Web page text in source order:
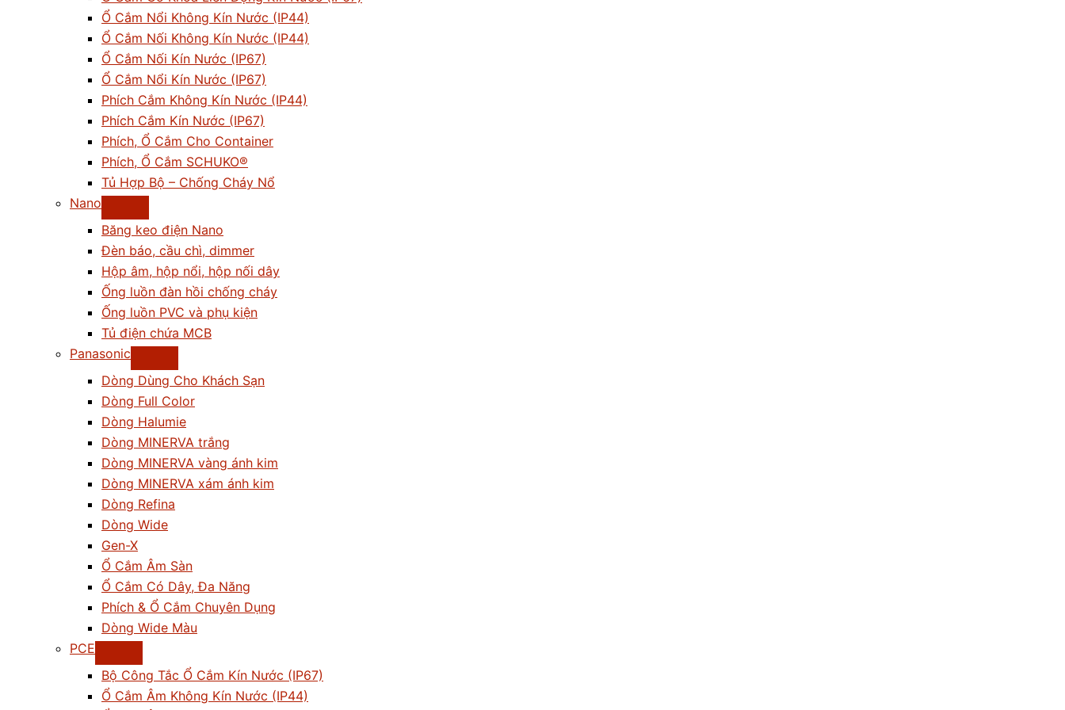
Ổ Cắm Nổi Không Kín Nước (IP44)
Ổ Cắm Nối Không Kín Nước (IP44)
Ổ Cắm Nối Kín Nước (IP67)
Ổ Cắm Nổi Kín Nước (IP67)
Phích Cắm Không Kín Nước (IP44)
Phích Cắm Kín Nước (IP67)
Phích, Ổ Cắm Cho Container
Phích, Ổ Cắm SCHUKO®
Tủ Hợp Bộ – Chống Cháy Nổ
Nano
Băng keo điện Nano
Đèn báo, cầu chì, dimmer
Hộp âm, hộp nổi, hộp nối dây
Ống luồn đàn hồi chống cháy
Ống luồn PVC và phụ kiện
Tủ điện chứa MCB
Panasonic
Dòng Dùng Cho Khách Sạn
Dòng Full Color
Dòng Halumie
Dòng MINERVA trắng
Dòng MINERVA vàng ánh kim
Dòng MINERVA xám ánh kim
Dòng Refina
Dòng Wide
Gen-X
Ổ Cắm Âm Sàn
Ổ Cắm Có Dây, Đa Năng
Phích & Ổ Cắm Chuyên Dụng
Dòng Wide Màu
PCE
Bộ Công Tắc Ổ Cắm Kín Nước (IP67)
Ổ Cắm Âm Không Kín Nước (IP44)